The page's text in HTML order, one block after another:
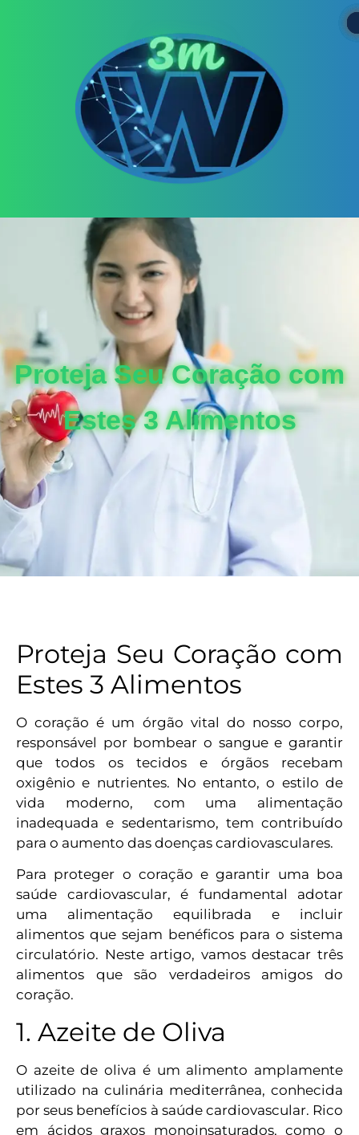
Proteja Seu Coração com
Estes 3 Alimentos
Proteja Seu Coração com
Estes 3 Alimentos
O coração é um órgão vital do nosso corpo,
responsável por bombear o sangue e garantir
que todos os tecidos e órgãos recebam
oxigênio e nutrientes. No entanto, o estilo de
vida moderno, com uma alimentação
inadequada e sedentarismo, tem contribuído
para o aumento das doenças cardiovasculares.
Para proteger o coração e garantir uma boa
saúde cardiovascular, é fundamental adotar
uma alimentação equilibrada e incluir
alimentos que sejam benéficos para o sistema
circulatório. Neste artigo, vamos destacar três
alimentos que são verdadeiros amigos do
coração.
1. Azeite de Oliva
O azeite de oliva é um alimento amplamente
utilizado na culinária mediterrânea, conhecida
por seus benefícios à saúde cardiovascular. Rico
em ácidos graxos monoinsaturados, como o